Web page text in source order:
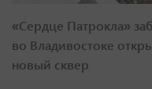
«Сердце Патрокла»
во Владивостоке
новый сквер